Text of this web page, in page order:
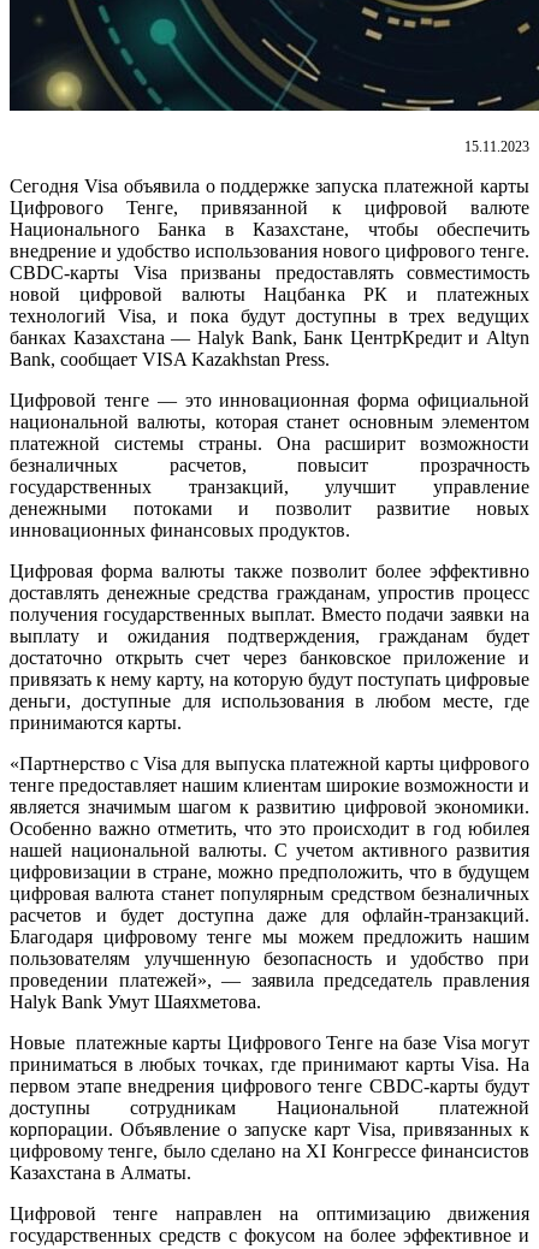
15.11.2023
Сегодня Visa объявила о поддержке запуска платежной карты
Цифрового Тенге, привязанной к цифровой валюте
Национального Банка в Казахстане, чтобы обеспечить
внедрение и удобство использования нового цифрового тенге.
CBDC-карты Visa призваны предоставлять совместимость
новой цифровой валюты Нацбанка РК и платежных
технологий Visa, и пока будут доступны в трех ведущих
банках Казахстана — Halyk Bank, Банк ЦентрКредит и Altyn
Bank, сообщает VISA Kazakhstan Press.
Цифровой тенге — это инновационная форма официальной
национальной валюты, которая станет основным элементом
платежной системы страны. Она расширит возможности
безналичных расчетов, повысит прозрачность
государственных транзакций, улучшит управление
денежными потоками и позволит развитие новых
инновационных финансовых продуктов.
Цифровая форма валюты также позволит более эффективно
доставлять денежные средства гражданам, упростив процесс
получения государственных выплат. Вместо подачи заявки на
выплату и ожидания подтверждения, гражданам будет
достаточно открыть счет через банковское приложение и
привязать к нему карту, на которую будут поступать цифровые
деньги, доступные для использования в любом месте, где
принимаются карты.
«Партнерство с Visa для выпуска платежной карты цифрового
тенге предоставляет нашим клиентам широкие возможности и
является значимым шагом к развитию цифровой экономики.
Особенно важно отметить, что это происходит в год юбилея
нашей национальной валюты. С учетом активного развития
цифровизации в стране, можно предположить, что в будущем
цифровая валюта станет популярным средством безналичных
расчетов и будет доступна даже для офлайн-транзакций.
Благодаря цифровому тенге мы можем предложить нашим
пользователям улучшенную безопасность и удобство при
проведении платежей», — заявила председатель правления
Halyk Bank Умут Шаяхметова.
Новые платежные карты Цифрового Тенге на базе Visa могут
приниматься в любых точках, где принимают карты Visa. На
первом этапе внедрения цифрового тенге CBDC-карты будут
доступны сотрудникам Национальной платежной
корпорации. Объявление о запуске карт Visa, привязанных к
цифровому тенге, было сделано на XI Конгрессе финансистов
Казахстана в Алматы.
Цифровой тенге направлен на оптимизацию движения
государственных средств с фокусом на более эффективное и